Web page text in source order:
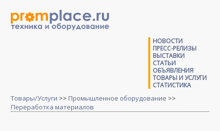
НОВОСТИ
ПРЕСС-РЕЛИЗЫ
ВЫСТАВКИ
СТАТЬИ
ОБЪЯВЛЕНИЯ
ТОВАРЫ И УСЛУГИ
СТАТИСТИКА
Товары/Услуги >> Промышленное оборудование >>
Переработка материалов